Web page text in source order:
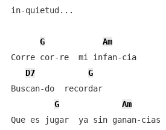
in-quietud...
G
Am
Corre cor-re  mi infan-cia
D7
G
Buscan-do  recordar
G
Am
Que es jugar  ya sin ganan-cias